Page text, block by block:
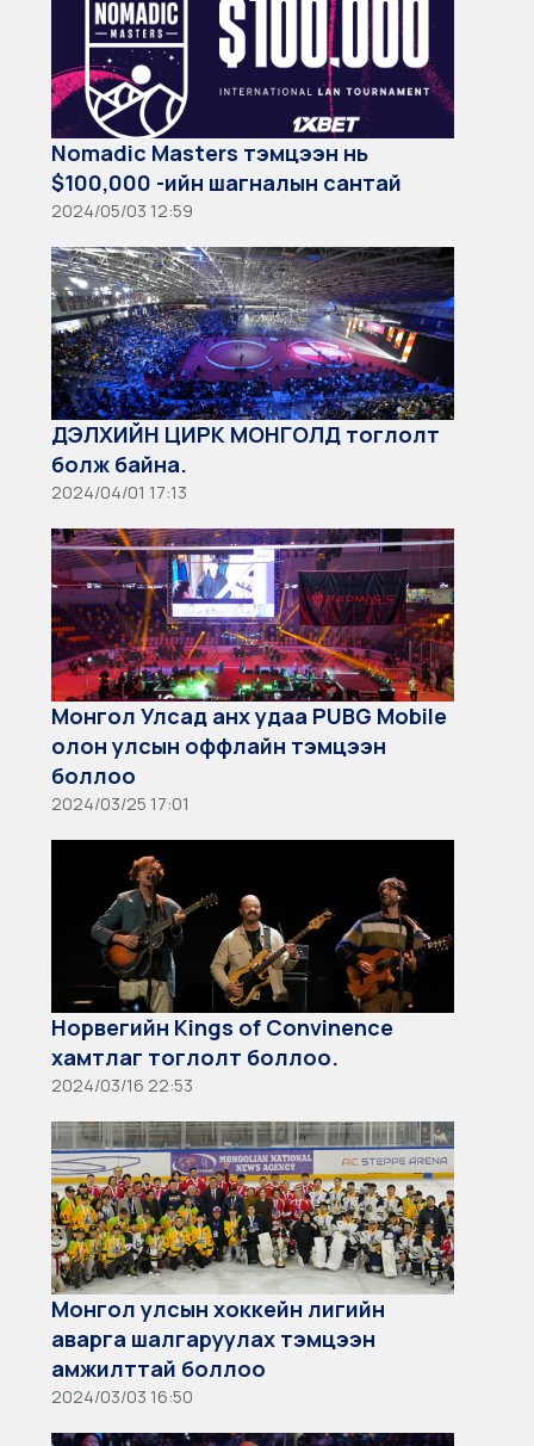
Nomadic Masters тэмцээн нь
$100,000 -ийн шагналын сантай
2024/05/03 12:59
ДЭЛХИЙН ЦИРК МОНГОЛД тоглолт
болж байна.
2024/04/01 17:13
Монгол Улсад анх удаа PUBG Mobile
олон улсын оффлайн тэмцээн
боллоо
2024/03/25 17:01
Норвегийн Kings of Convinence
хамтлаг тоглолт боллоо.
2024/03/16 22:53
Монгол улсын хоккейн лигийн
аварга шалгаруулах тэмцээн
амжилттай боллоо
2024/03/03 16:50